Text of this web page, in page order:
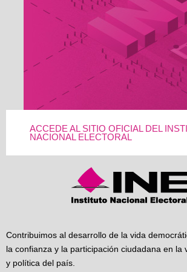
ACCEDE AL SITIO OFICIAL DEL
NACIONAL ELECTORAL
Contribuimos al desarrollo de la vida
la confianza y la participación ciudadana en la
y política del país.